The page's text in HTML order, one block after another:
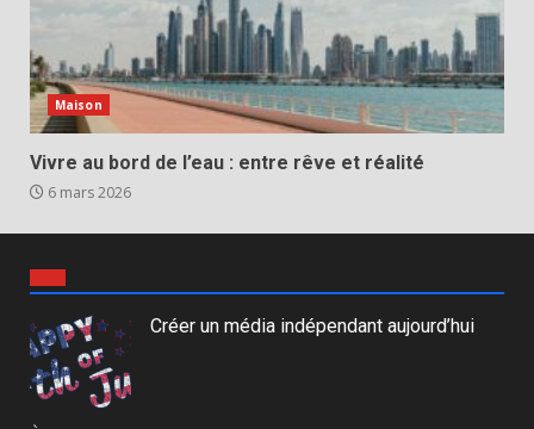
Maison
Vivre au bord de l’eau : entre rêve et réalité
6 mars 2026
Créer un média indépendant aujourd’hui